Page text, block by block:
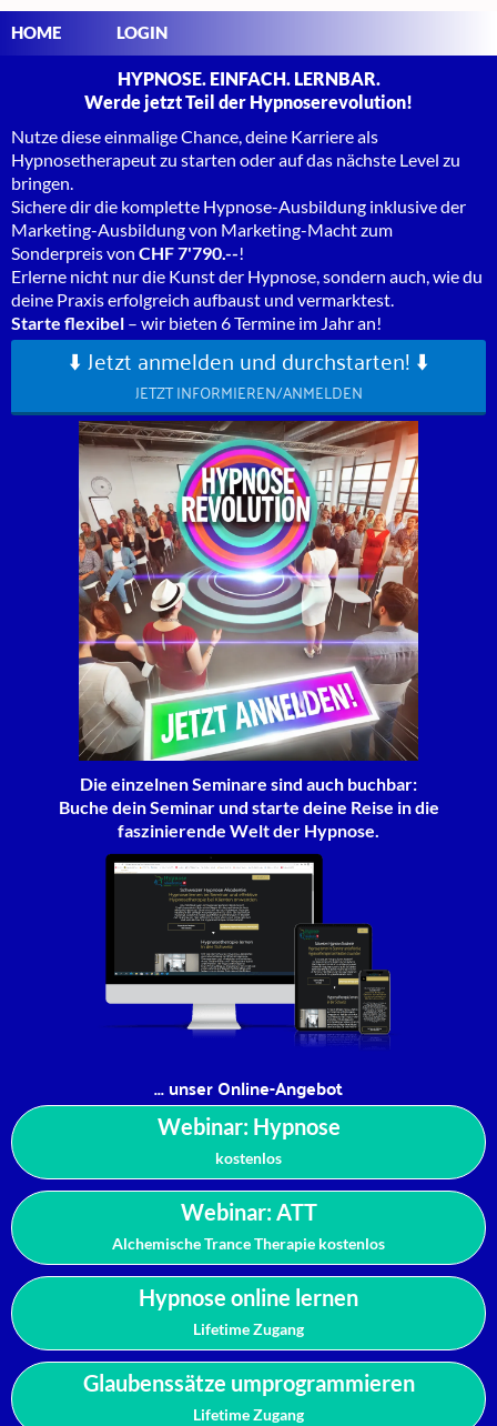
HOME LOGIN
HYPNOSE. EINFACH. LERNBAR.
Werde jetzt Teil der Hypnoserevolution!
Nutze diese einmalige Chance, deine Karriere als
Hypnosetherapeut zu starten oder auf das nächste Level zu
bringen.
Sichere dir die komplette Hypnose-Ausbildung inklusive der
Marketing-Ausbildung von Marketing-Macht zum
Sonderpreis von CHF 7'790.--!
Erlerne nicht nur die Kunst der Hypnose, sondern auch, wie du
deine Praxis erfolgreich aufbaust und vermarktest.
Starte flexibel – wir bieten 6 Termine im Jahr an!
⬇️ Jetzt anmelden und durchstarten! ⬇️
JETZT INFORMIEREN/ANMELDEN
Die einzelnen Seminare sind auch buchbar:
Buche dein Seminar und starte deine Reise in die
faszinierende Welt der Hypnose.
... unser Online-Angebot
Webinar: Hypnose
kostenlos
Webinar: ATT
Alchemische Trance Therapie kostenlos
Hypnose online lernen
Lifetime Zugang
Glaubenssätze umprogrammieren
Lifetime Zugang